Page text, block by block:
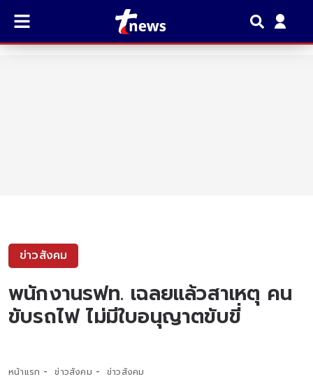
ข่าวสังคม
พนักงานรฟท. เฉลยแล้วสาเหตุ คน
ขับรถไฟ ไม่มีใบอนุญาตขับขี่
หน้าแรก ข่าวสังคม ข่าวสังคม